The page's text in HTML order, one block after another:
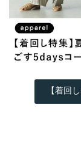
【着回